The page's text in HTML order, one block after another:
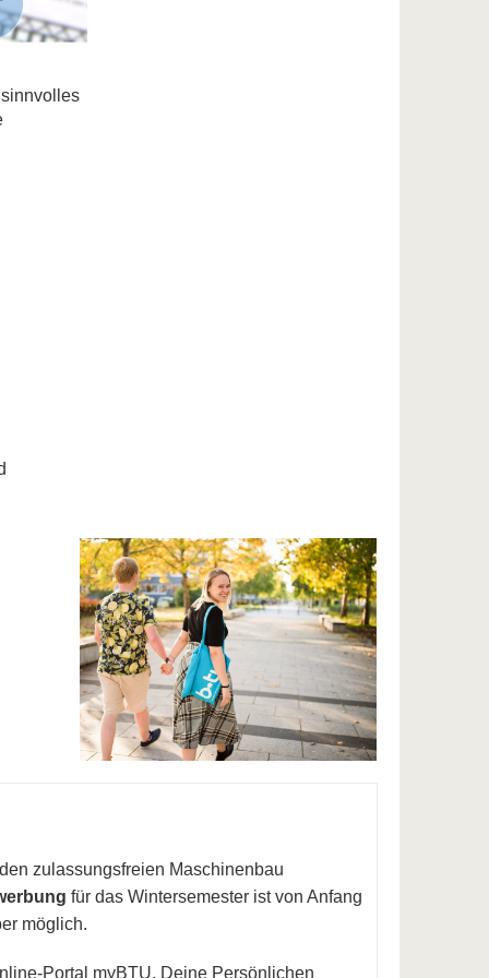
zulassungsfreien Maschinenbau
für das Wintersemester ist von Anfang
möglich.
Portal myBTU. Deine Persönlichen